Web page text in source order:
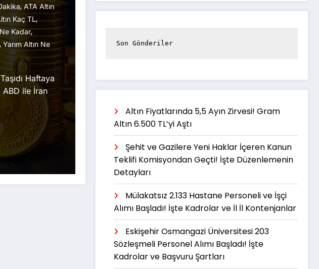
, ATA Altın
Kaç TL,
Kadar,
Yarım Altın Ne
Haftaya
ABD ile İran
Son Gönderiler
Altın Fiyatlarında 5,5 Ayın Zirvesi! Gram
Altın 6.500 TL’yi Aştı
Şehit ve Gazilere Yeni Haklar İçeren Kanun
Teklifi Komisyondan Geçti! İşte Düzenlemenin
Detayları
Mülakatsız 2.133 Hastane Personeli ve İşçi
Alımı Başladı! İşte Kadrolar ve İl İl Kontenjanlar
Eskişehir Osmangazi Üniversitesi 203
Sözleşmeli Personel Alımı Başladı! İşte
Kadrolar ve Başvuru Şartları